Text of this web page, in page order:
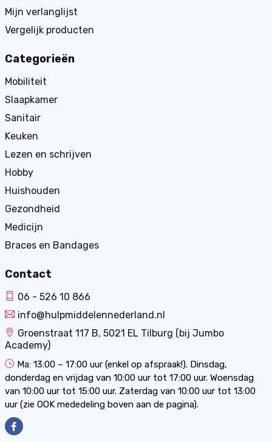
Mijn verlanglijst
Vergelijk producten
Categorieën
Mobiliteit
Slaapkamer
Sanitair
Keuken
Lezen en schrijven
Hobby
Huishouden
Gezondheid
Medicijn
Braces en Bandages
Contact
06 - 526 10 866
info@hulpmiddelennederland.nl
Groenstraat 117 B, 5021 EL Tilburg (bij Jumbo
Academy)
Ma: 13:00 – 17:00 uur (enkel op afspraak!). Dinsdag,
donderdag en vrijdag van 10:00 uur tot 17:00 uur. Woensdag
van 10:00 uur tot 15:00 uur. Zaterdag van 10:00 uur tot 13:00
uur (zie OOK mededeling boven aan de pagina).